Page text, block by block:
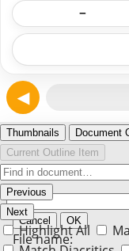
−
◀
Thumbnails
Document
Current Outline Item
Previous
Next
Highlight All
Enter the
Cancel OK
File name: